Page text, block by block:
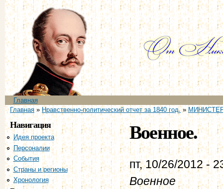
Главное меню
Главная
Вы здесь
Главная» Нравственно-политический отчет за 1840 год.»
Навигация
Идея проекта
Персоналии
События
Страны и регионы
Хронология
Военное.
пт, 10/26/2012 -
Военное